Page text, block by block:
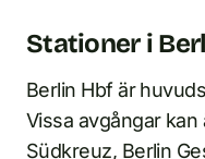
Stationer i
Berlin Hbf är
Vissa avgångar
Südkreuz, Berlin